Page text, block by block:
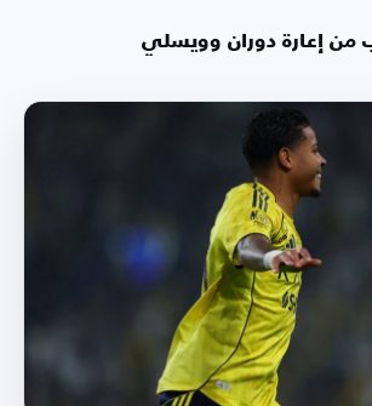
من إعارة دوران وويسلي